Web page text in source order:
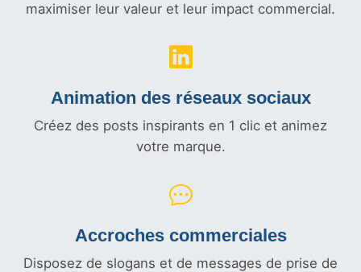
maximiser leur valeur et leur impact commercial.
Animation des réseaux sociaux
Créez des posts inspirants en 1 clic et animez
votre marque.
Accroches commerciales
Disposez de slogans et de messages de prise de